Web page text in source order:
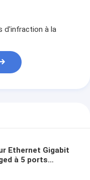
d'infraction à la
Ethernet Gigabit
à 5 ports